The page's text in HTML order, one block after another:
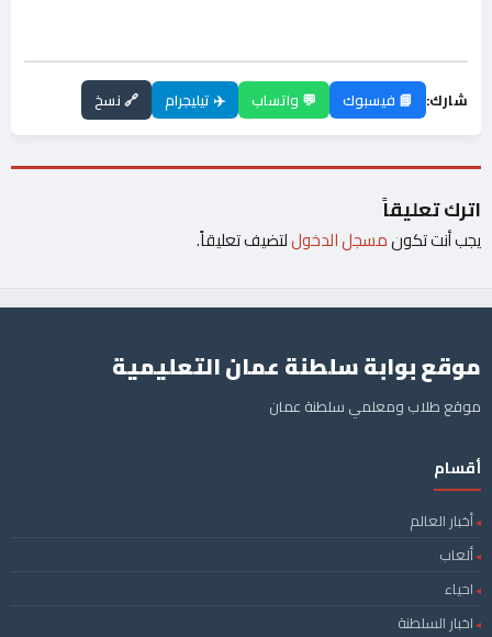
شارك: 📘 فيسبوك 💬 واتساب ✈️ تيليجرام 🔗 نسخ
اترك تعليقاً
يجب أنت تكونمسجل الدخوللتضيف تعليقاً.
موقع بوابة سلطنة عمان التعليمية
موقع طلاب ومعلمي سلطنة عمان
أقسام
أخبار العالم
ألعاب
احياء
اخبار السلطنة